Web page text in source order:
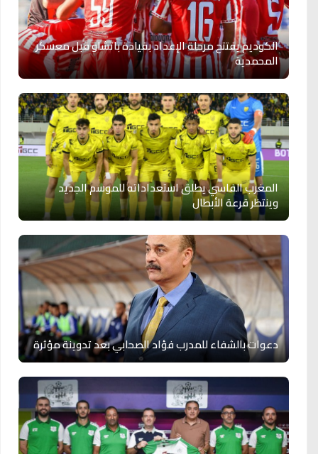
الكوديم يفتتح مرحلة الإعداد بقيادة باتشاو قبل معسكر
المحمدية
المغرب الفاسي يطلق استعداداته للموسم الجديد
وينتظر قرعة الأبطال
دعوات بالشفاء للمدرب فؤاد الصحابي بعد تدوينة مؤثرة